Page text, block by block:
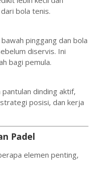
bola tenis.
pinggang dan bola
diservis. Ini
bagi pemula.
pantulan dinding aktif,
posisi, dan kerja
Padel
elemen penting,